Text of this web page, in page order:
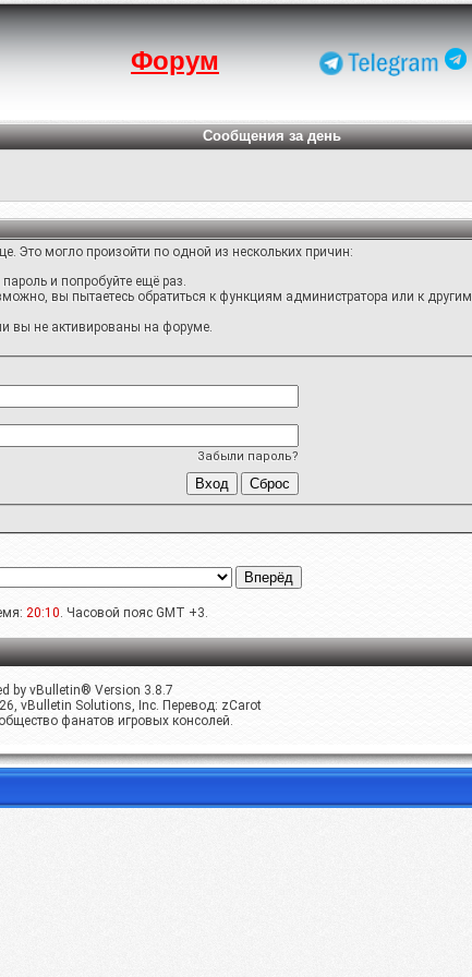
Форум
Сообщения за день
Это могло произойти по одной из нескольких причин:
и попробуйте ещё раз.
вы пытаетесь обратиться к функциям администратора или к другим
вы не активированы на форуме.
Забыли пароль?
20:10. Часовой пояс GMT +3.
by vBulletin® Version 3.8.7
vBulletin Solutions, Inc. Перевод: zCarot
фанатов игровых консолей.